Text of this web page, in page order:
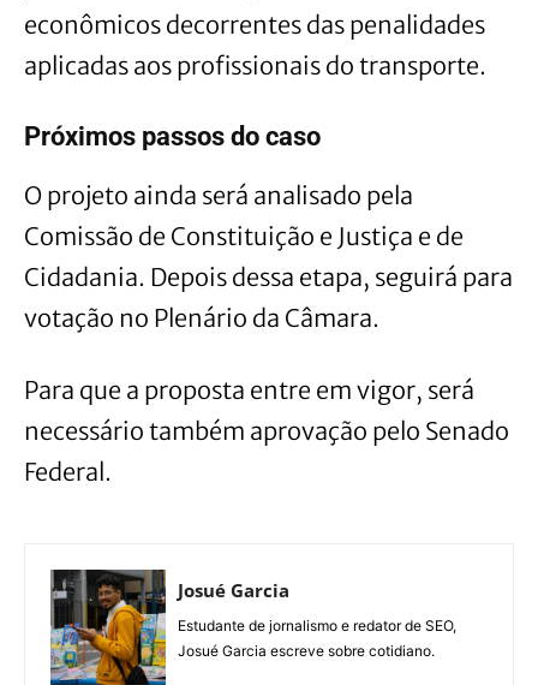
econômicos decorrentes das penalidades
aplicadas aos profissionais do transporte.
Próximos passos do caso
O projeto ainda será analisado pela
Comissão de Constituição e Justiça e de
Cidadania. Depois dessa etapa, seguirá para
votação no Plenário da Câmara.
Para que a proposta entre em vigor, será
necessário também aprovação pelo Senado
Federal.
Josué Garcia
Estudante de jornalismo e redator de SEO,
Josué Garcia escreve sobre cotidiano.